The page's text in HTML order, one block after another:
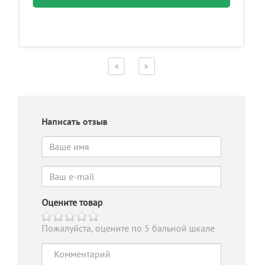
Написать отзыв
Оцените товар
Пожалуйста, оцените по 5 бальной шкале